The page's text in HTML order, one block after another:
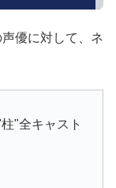
優に対して、ネ
"全キャスト